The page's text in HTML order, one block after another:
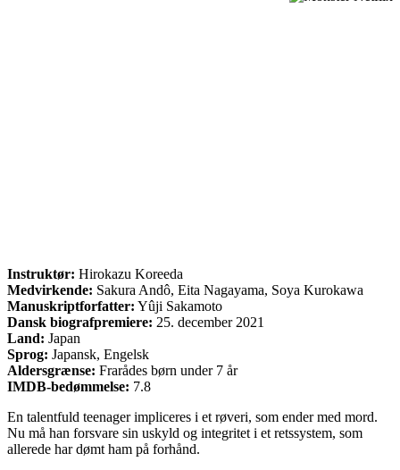
Instruktør: Hirokazu Koreeda
Medvirkende: Sakura Andô, Eita Nagayama, Soya Kurokawa
Manuskriptforfatter: Yûji Sakamoto
Dansk biografpremiere: 25. december 2021
Land: Japan
Sprog: Japansk, Engelsk
Aldersgrænse: Frarådes børn under 7 år
IMDB-bedømmelse: 7.8
En talentfuld teenager impliceres i et røveri, som ender med mord.
Nu må han forsvare sin uskyld og integritet i et retssystem, som
allerede har dømt ham på forhånd.